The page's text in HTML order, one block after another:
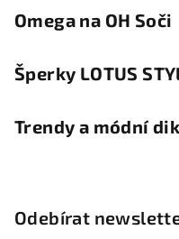
Omega na OH Soči
Šperky LOTUS
Trendy a módní
Odebírat